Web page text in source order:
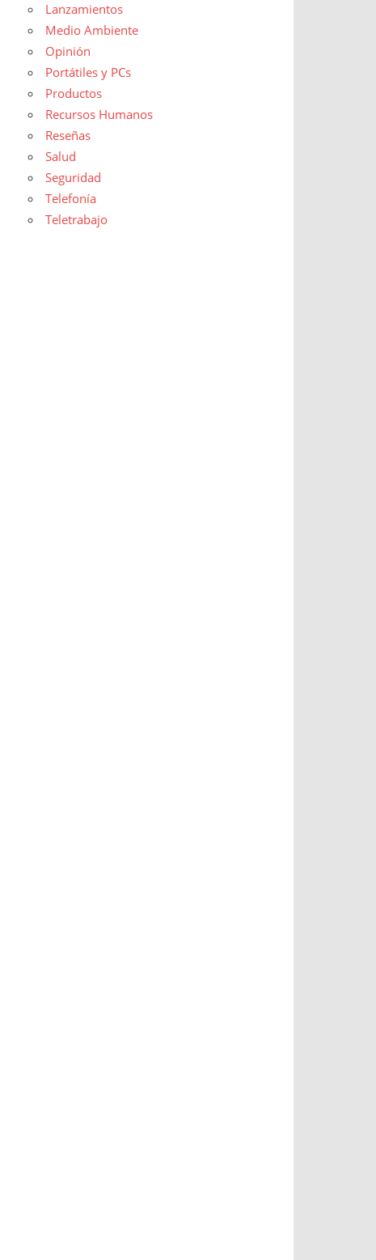
Lanzamientos
Medio Ambiente
Opinión
Portátiles y PCs
Productos
Recursos Humanos
Reseñas
Salud
Seguridad
Telefonía
Teletrabajo